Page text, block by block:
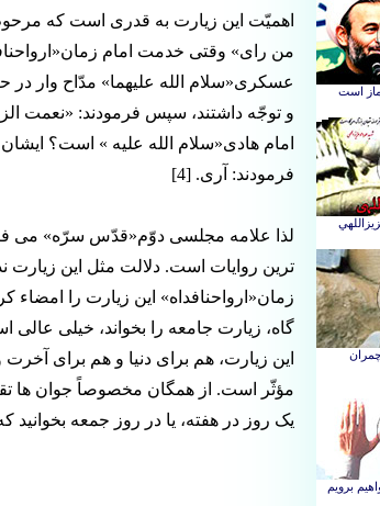
اهمیّت این زیارت به قدری است که
من رای» وقتی خدمت امام
عسکری«سلام الله علیهما» مدّاح وار
و توجّه داشتند، سپس فرمودند: «نعمت
امام هادی«سلام الله علیه » است؟
فرمودند: آری. [4]
لذا علامه مجلسی دوّم«قدّس سرّه» می
ترین روایات است. دلالت مثل این
زمان«ارواحنافداه» این زیارت را امضاء
گاه، زیارت جامعه را بخواند، خیلی عالی
این زیارت، هم برای دنیا و هم برای آخرت
مؤثّر است. از همگان مخصوصاً جوان ها
یک روز در هفته، یا در روز جمعه بخوانید